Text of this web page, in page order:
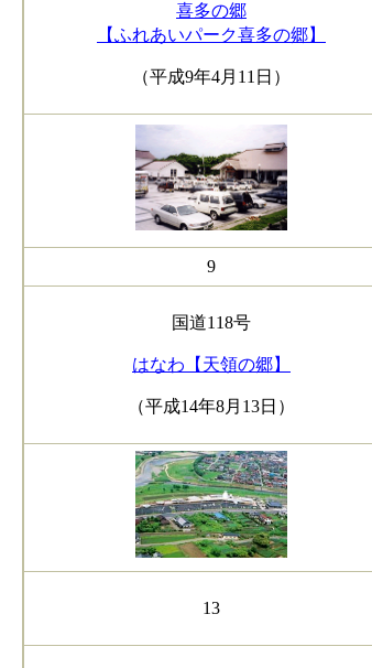
喜多の郷
【ふれあいパーク喜多の郷】
（平成9年4月11日）
9
国道118号
はなわ【天領の郷】
（平成14年8月13日）
13